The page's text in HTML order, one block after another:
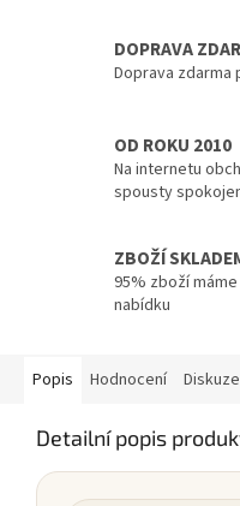
DOPRAVA
Doprava zdarma
OD ROKU 2010
Na internetu
spousty
ZBOŽÍ
95% zboží
nabídku
Popis Hodnocení Diskuze
Detailní popis